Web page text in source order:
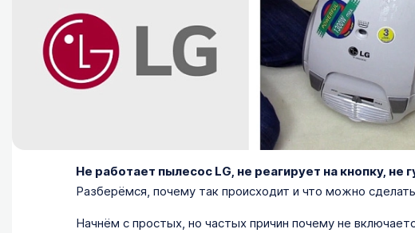
Не работает пылесос LG, не реагирует на кнопку,
Разберёмся, почему так происходит и что можно
Начнём с простых, но частых причин почему не